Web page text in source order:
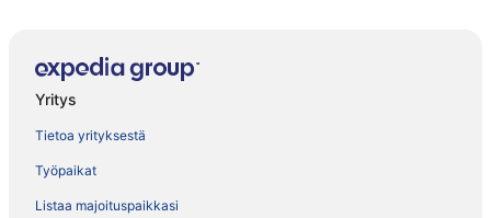
Yritys
Tietoa yrityksestä
Työpaikat
Listaa majoituspaikkasi